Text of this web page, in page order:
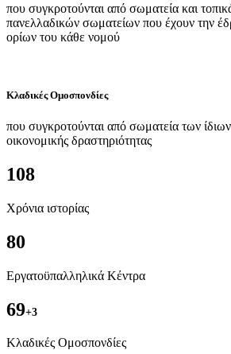
που συγκροτούνται από σωματεία και
πανελλαδικών σωματείων που έχουν την
ορίων του κάθε νομού
Κλαδικές Ομοσπονδίες
που συγκροτούνται από σωματεία των
οικονομικής δραστηριότητας
108
Χρόνια ιστορίας
80
Εργατοϋπαλληλικά Κέντρα
69+3
Kλαδικές Ομοσπονδίες